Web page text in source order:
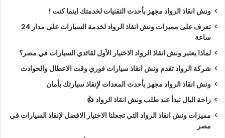
ونش انقاذ الرواد مجهز بأحدث التقنيات لخدمتك اينما كنت !
تعرف على مميزات ونش انقاذ الرواد لخدمة السيارات على مدار 24
ساعة
لماذا يعتبر ونش انقاذ الرواد الاختيار الأول لقائدي السيارات في مصر؟
شركة الرواد تقدم ونش انقاذ سيارات فوري وقت الاعطال والحوادث
ونش انقاذ الرواد مجهز بأحدث المعدات لإنقاذ سيارتك بأمان
راحة البال تبدأ عند طلب ونش انقاذ الرواد 👍
مميزات ونش انقاذ الرواد التي تجعلنا الاختيار الافضل لإنقاذ السيارات في
مصر